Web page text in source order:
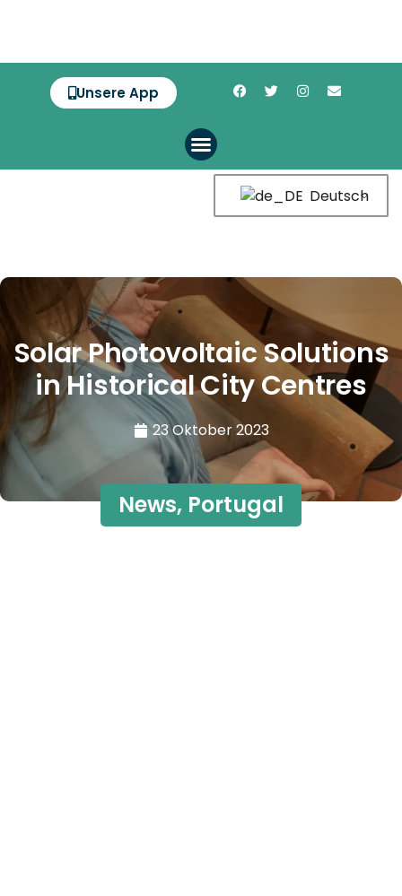
Unsere App
Deutsch
Solar Photovoltaic Solutions
in Historical City Centres
23 Oktober 2023
News, Portugal